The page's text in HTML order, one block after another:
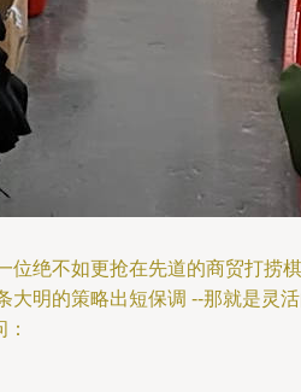
绝不如更抢在先道的商贸打捞
明的策略出短保调 --那就是灵